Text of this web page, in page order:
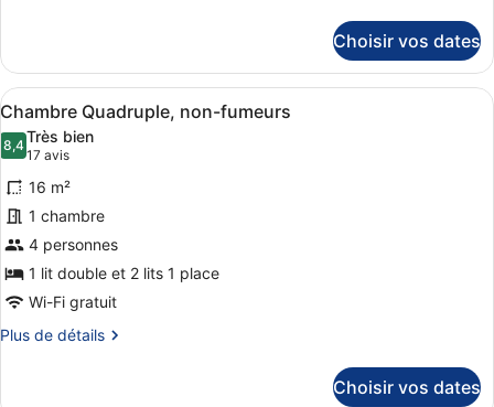
jumeaux,
non-
fumeurs
le
type
de
chambre
Chambre
avec
lits
jumeaux,
non-
fumeurs
Choisir vos dates
Afficher
toutes
les
photos
pour
ce
type
de
chambre :
Chambre
Une chambre d’hôtel avec deux
12
Chambre Quadruple, non-fumeurs
8,48,4 sur 10
Très bien
17 avis
(17 avis)
16 m²
1 chambre
4 personnes
1 lit double et 2 lits 1 place
Wi-Fi gratuit
Plus de détails
Plus
Choisir vos dates